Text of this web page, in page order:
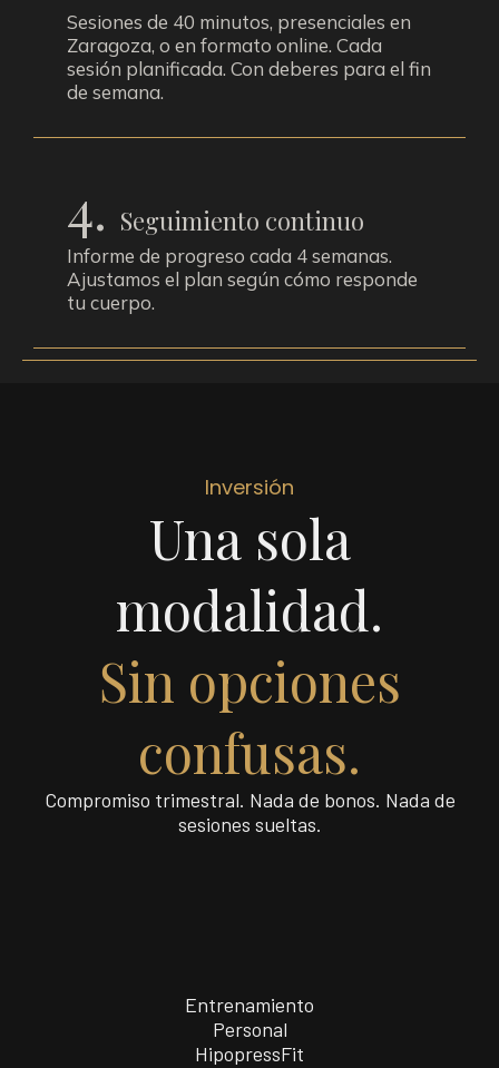
Sesiones de 40 minutos, presenciales en
Zaragoza, o en formato online. Cada
sesión planificada. Con deberes para el fin
de semana.
4. Seguimiento continuo
Informe de progreso cada 4 semanas.
Ajustamos el plan según cómo responde
tu cuerpo.
Inversión
Una sola
modalidad.
Sin opciones
confusas.
Compromiso trimestral. Nada de bonos. Nada de
sesiones sueltas.
Entrenamiento
Personal
HipopressFit